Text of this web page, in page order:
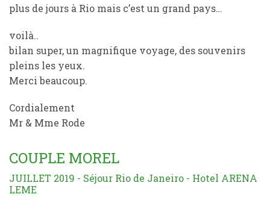
plus de jours à Rio mais c’est un grand pays…
voilà..
bilan super, un magnifique voyage, des souvenirs
pleins les yeux.
Merci beaucoup.
Cordialement
Mr & Mme Rode
COUPLE MOREL
JUILLET 2019 - Séjour Rio de Janeiro - Hotel ARENA
LEME